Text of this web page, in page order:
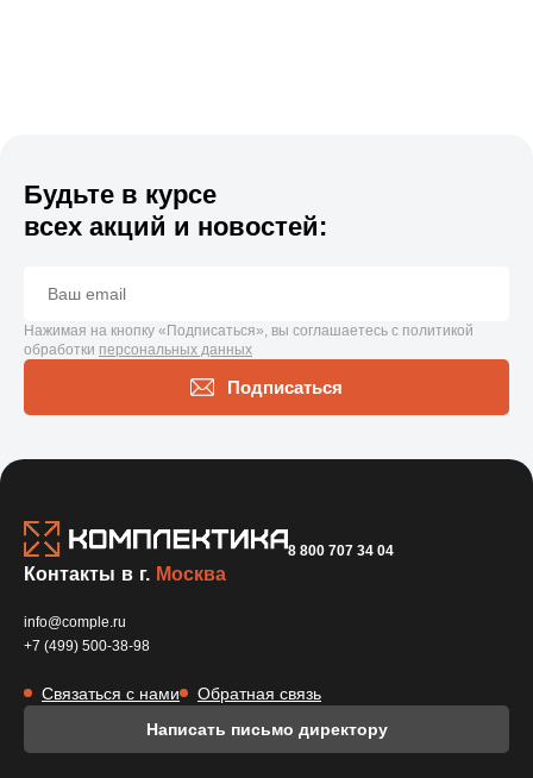
Будьте в курсе
всех акций и новостей:
Нажимая на кнопку «Подписаться», вы соглашаетесь с политикой
обработки персональных данных
Подписаться
8 800 707 34 04
Написать письмо директору
Контакты в г. Москва
info@comple.ru
+7 (499) 500-38-98
Связаться с нами Обратная связь